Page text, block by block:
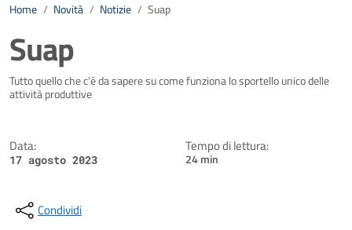
Home / Novità / Notizie / Suap
Suap
Dettagli della notizia
Tutto quello che c'è da sapere su come funziona lo sportello unico delle
attività produttive
Data:
17 agosto 2023
Tempo di lettura:
24 min
Condividi